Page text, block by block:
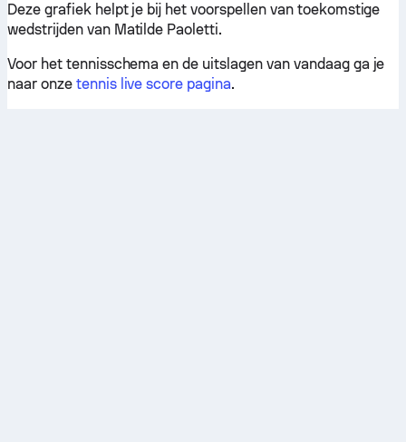
Deze grafiek helpt je bij het voorspellen van toekomstige
wedstrijden van Matilde Paoletti.
Voor het tennisschema en de uitslagen van vandaag ga je
naar onze tennis live score pagina.